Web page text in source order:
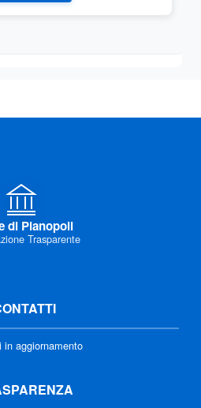
di Pianopoli
Trasparente
in aggiornamento